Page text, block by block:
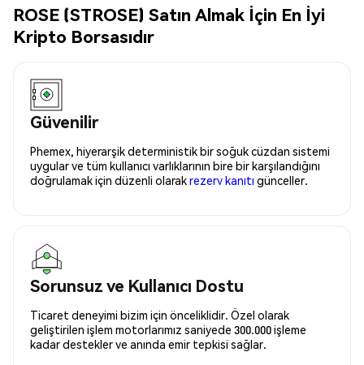
ROSE (STROSE) Satın Almak İçin En İyi
Kripto Borsasıdır
Güvenilir
Phemex, hiyerarşik deterministik bir soğuk cüzdan sistemi
uygular ve tüm kullanıcı varlıklarının bire bir karşılandığını
doğrulamak için düzenli olarakrezerv kanıtı günceller.
Sorunsuz ve Kullanıcı Dostu
Ticaret deneyimi bizim için önceliklidir. Özel olarak
geliştirilen işlem motorlarımız saniyede 300.000 işleme
kadar destekler ve anında emir tepkisi sağlar.